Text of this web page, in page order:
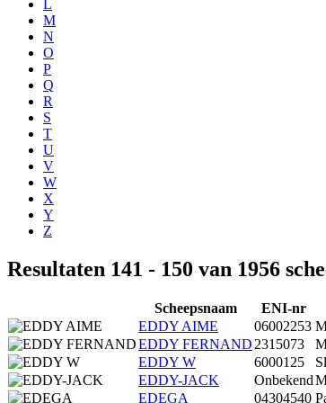
L
M
N
O
P
Q
R
S
T
U
V
W
X
Y
Z
Resultaten 141 - 150 van 1956
Scheepsnaam ENI-nr
EDDY AIME
06002253
EDDY FERNAND 2315073
EDDY W
6000125
EDDY-JACK
Onbekend
EDEGA
04304540